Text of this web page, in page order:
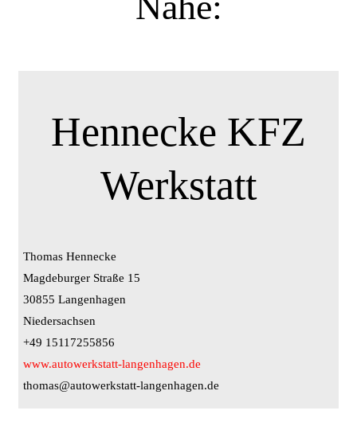
Hennecke KFZ
Werkstatt
Thomas Hennecke
Magdeburger Straße 15
30855 Langenhagen
Niedersachsen
+49 15117255856
www.autowerkstatt-langenhagen.de
thomas@autowerkstatt-langenhagen.de